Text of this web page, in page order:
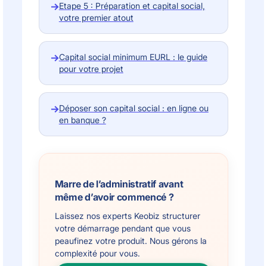
→Etape 5 : Préparation et capital social,
votre premier atout
→Capital social minimum EURL : le guide
pour votre projet
→Déposer son capital social : en ligne ou
en banque ?
Marre de l’administratif avant
même d’avoir commencé ?
Laissez nos experts Keobiz structurer
votre démarrage pendant que vous
peaufinez votre produit. Nous gérons la
complexité pour vous.